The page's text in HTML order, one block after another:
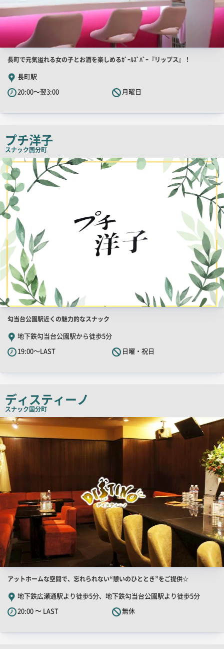
店
舗
PR
キ
コ
ピ
ー
長町で元気溢れる女の子とお酒を楽しめるｶﾞｰﾙｽﾞﾊﾞｰ『リップス』！
長町駅
20:00～翌3:00
月曜日
プチ洋子
スナック国分町
店
舗
PR
画
像
店
舗
PR
キ
コ
ピ
ー
勾当台公園駅近くの魅力的なスナック
地下鉄勾当台公園駅から徒歩5分
19:00～LAST
日曜・祝日
ディスティーノ
スナック国分町
店
舗
PR
画
像
店
舗
PR
キ
アットホームな空間で、忘れられない“憩いのひととき”をご提供☆
地下鉄広瀬通駅より徒歩5分、地下鉄勾当台公園駅より徒歩5分
20:00 〜 LAST
無休